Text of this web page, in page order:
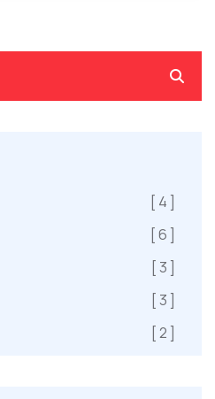
[ 4 ]
[ 6 ]
[ 3 ]
[ 3 ]
[ 2 ]